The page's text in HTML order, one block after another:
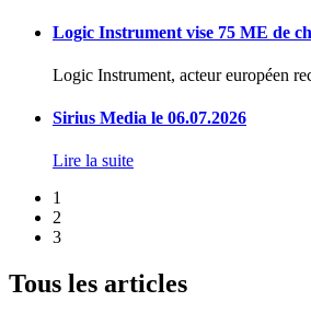
Logic Instrument vise 75 ME de
Logic Instrument, acteur européen
Sirius Media le 06.07.2026
Lire la suite
1
2
3
Tous les articles